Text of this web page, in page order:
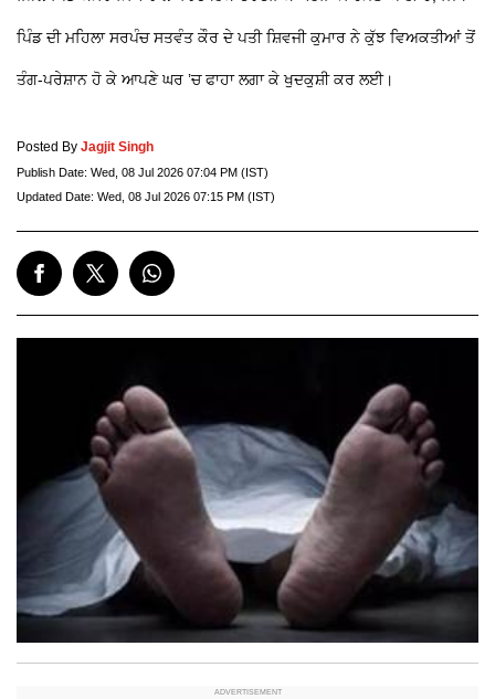
ਪਿੰਡ ਦੀ ਮਹਿਲਾ ਸਰਪੰਚ ਸਤਵੰਤ ਕੌਰ ਦੇ ਪਤੀ ਸ਼ਿਵਜੀ ਕੁਮਾਰ ਨੇ ਕੁੱਝ ਵਿਅਕਤੀਆਂ ਤੋਂ
ਤੰਗ-ਪਰੇਸ਼ਾਨ ਹੋ ਕੇ ਆਪਣੇ ਘਰ ’ਚ ਫਾਹਾ ਲਗਾ ਕੇ ਖੁਦਕੁਸ਼ੀ ਕਰ ਲਈ।
Posted By Jagjit Singh
Publish Date: Wed, 08 Jul 2026 07:04 PM (IST)
Updated Date: Wed, 08 Jul 2026 07:15 PM (IST)